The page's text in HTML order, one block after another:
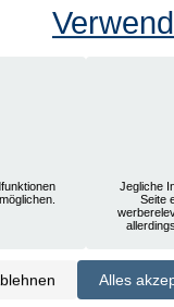
Jegliche
Seite
Alles